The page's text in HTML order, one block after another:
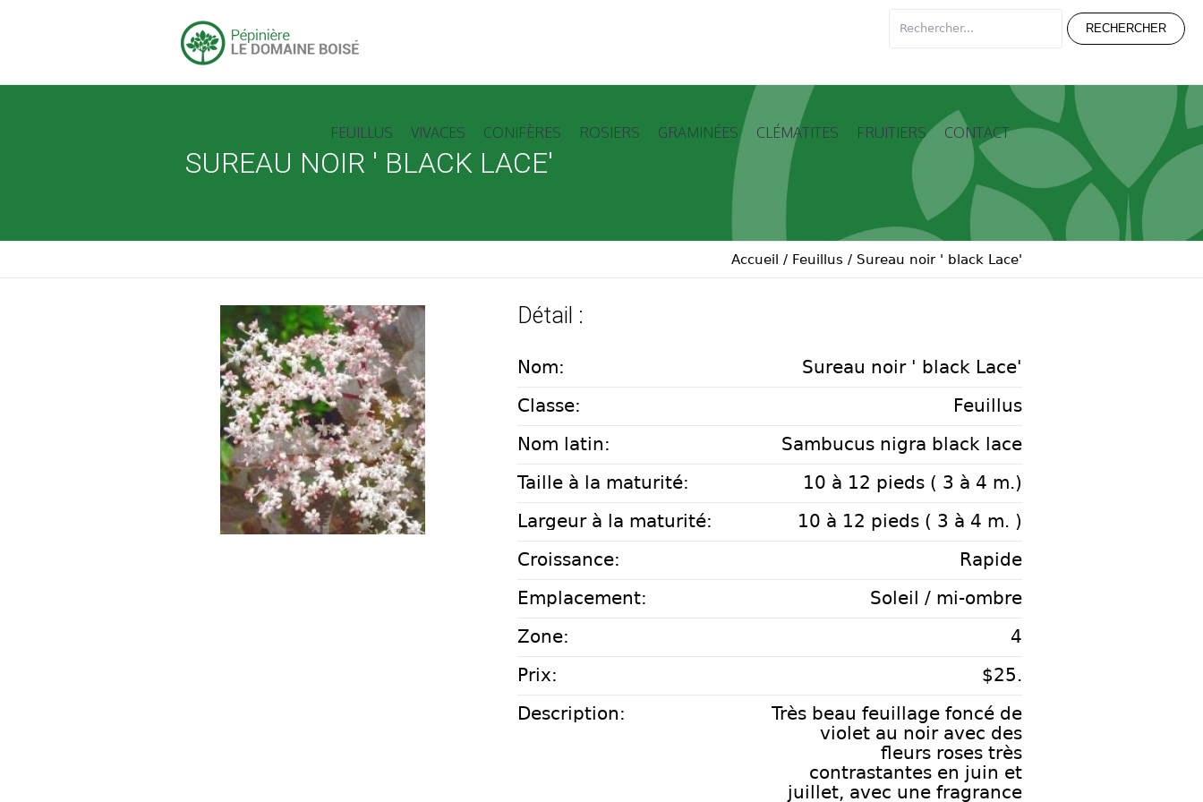
FEUILLUS VIVACES CONIFÈRES ROSIERS GRAMINÉES CLÉMATITES FRUITIERS CONTACT
SUREAU NOIR ' BLACK LACE'
Accueil / Feuillus / Sureau noir ' black Lace'
Détail :
Nom:
Sureau noir ' black Lace'
Classe:
Feuillus
Nom latin:
Sambucus nigra black lace
Taille à la maturité:
10 à 12 pieds ( 3 à 4 m.)
Largeur à la maturité:
10 à 12 pieds ( 3 à 4 m. )
Croissance:
Rapide
Emplacement:
Soleil / mi-ombre
Zone:
4
Prix:
$25.
Description:
Très beau feuillage foncé de
violet au noir avec des
fleurs roses très
contrastantes en juin et
juillet, avec une fragrance